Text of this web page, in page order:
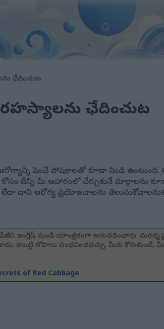
ఛేదించుట
రహస్యాలను ఛేదించుట
పెంచే పోషకాలతో కూడా నిండి ఉంటుంది.
దీన్ని మీ ఆహారంలో చేర్చుకునే మార్గాలను
లేదా దాని ఆరోగ్య ప్రయోజనాలను
నుండి యాంత్రికంగా అనువదించారు.
కాబట్టి లోపాలు సంభవించవచ్చు. మీరు కోరుకుంటే,
of Red Cabbage